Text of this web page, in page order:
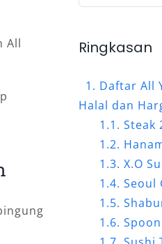
All
Ringkasan
Daftar All
Halal dan
Steak
X.O
Seoul